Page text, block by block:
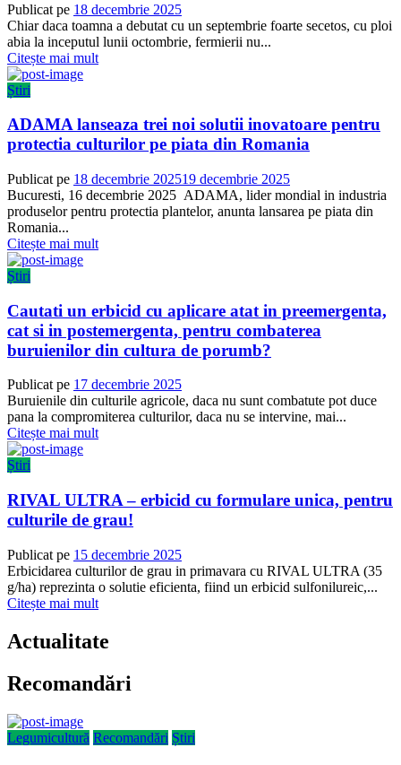
Publicat pe 18 decembrie 2025
Chiar daca toamna a debutat cu un septembrie foarte secetos, cu ploi
abia la inceputul lunii octombrie, fermierii nu...
Citește mai mult
Știri
ADAMA lanseaza trei noi solutii inovatoare pentru
protectia culturilor pe piata din Romania
Publicat pe 18 decembrie 202519 decembrie 2025
Bucuresti, 16 decembrie 2025 ADAMA, lider mondial in industria
produselor pentru protectia plantelor, anunta lansarea pe piata din
Romania...
Citește mai mult
Știri
Cautati un erbicid cu aplicare atat in preemergenta,
cat si in postemergenta, pentru combaterea
buruienilor din cultura de porumb?
Publicat pe 17 decembrie 2025
Buruienile din culturile agricole, daca nu sunt combatute pot duce
pana la compromiterea culturilor, daca nu se intervine, mai...
Citește mai mult
Știri
RIVAL ULTRA – erbicid cu formulare unica, pentru
culturile de grau!
Publicat pe 15 decembrie 2025
Erbicidarea culturilor de grau in primavara cu RIVAL ULTRA (35
g/ha) reprezinta o solutie eficienta, fiind un erbicid sulfonilureic,...
Citește mai mult
Actualitate
Recomandări
Legumicultură Recomandări Știri